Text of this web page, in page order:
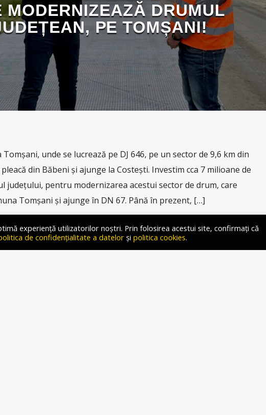
MODERNIZEAZĂ DRUMUL
PE TOMȘANI!
unde se lucrează pe DJ 646, pe un sector de 9,6 km din
din Băbeni și ajunge la Costești. Investim cca 7 milioane de
județului, pentru modernizarea acestui sector de drum, care
Tomșani și ajunge în DN 67. Până în prezent, […]
experiență utilizatorilor noștri. Prin folosirea acestui site, confirmați că
de confidențialitate a datelor și politica cookies.